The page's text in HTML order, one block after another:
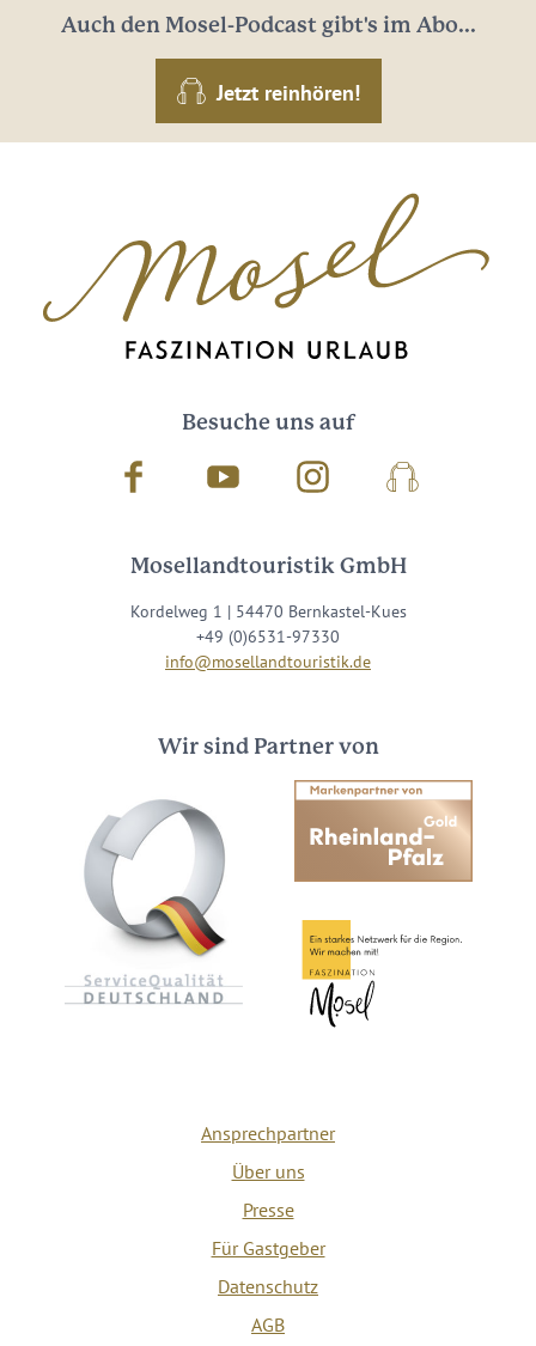
Auch den Mosel-Podcast gibt's im Abo...
Jetzt reinhören!
Besuche uns auf
Facebook Youtube InstagramPodcast
Mosellandtouristik GmbH
Kordelweg 1 | 54470 Bernkastel-Kues
+49 (0)6531-97330
info@mosellandtouristik.de
Wir sind Partner von
Ansprechpartner
Über uns
Presse
Für Gastgeber
Datenschutz
AGB